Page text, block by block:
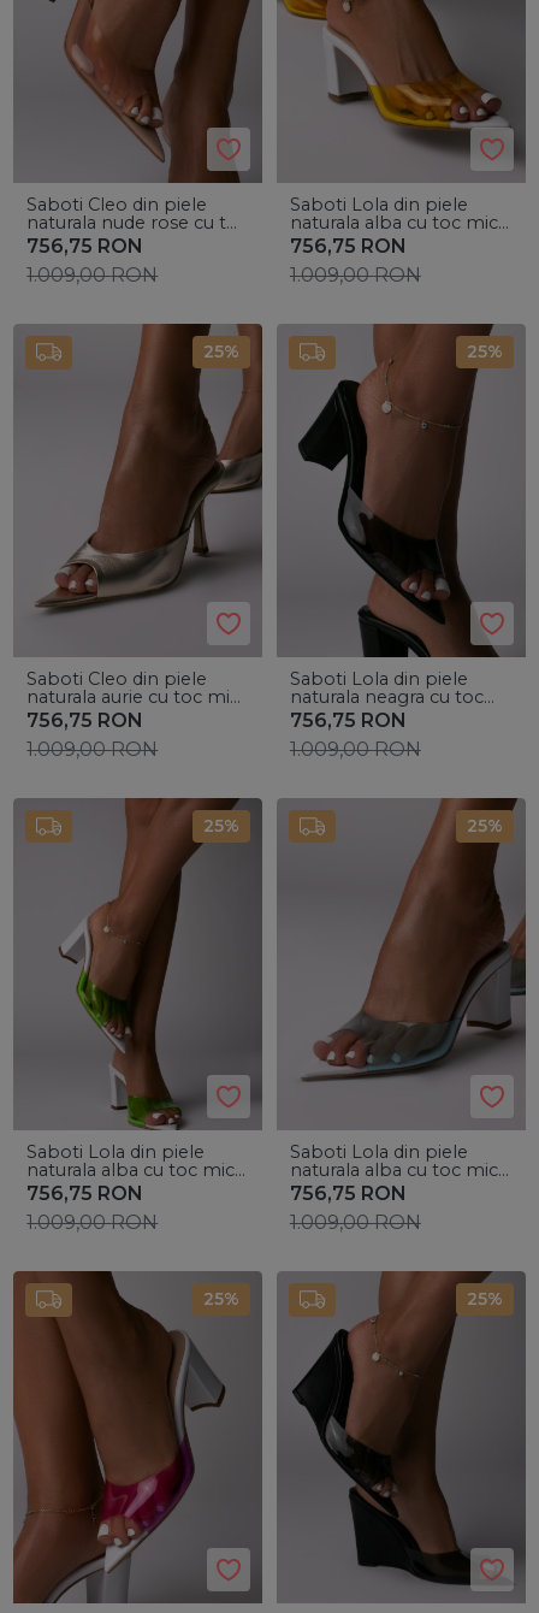
Saboti Cleo din piele
naturala nude rose cu toc
mic evazat si bareta
silicon
756,75 RON
1.009,00RON
Saboti Lola din piele
naturala alba cu toc mic
gros si bareta silicon
galben
756,75 RON
1.009,00RON
25%
Saboti Cleo din piele
naturala aurie cu toc mic
evazat
756,75 RON
1.009,00RON
25%
Saboti Lola din piele
naturala neagra cu toc
mic gros si bareta silicon
756,75 RON
1.009,00RON
25%
Saboti Lola din piele
naturala alba cu toc mic
gros si bareta silicon
verde
756,75 RON
1.009,00RON
25%
Saboti Lola din piele
naturala alba cu toc mic
gros si bareta silicon
bleu
756,75 RON
1.009,00RON
25% 25%